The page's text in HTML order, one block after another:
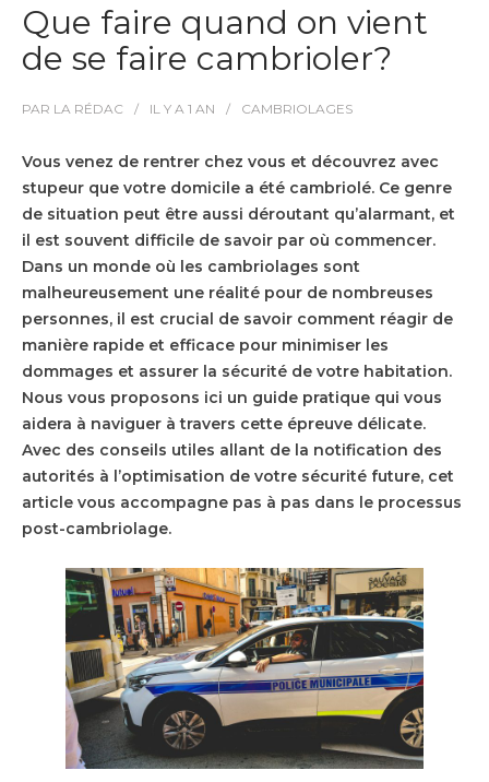
Que faire quand on vient
de se faire cambrioler?
PAR LA RÉDAC IL Y A 1 AN CAMBRIOLAGES
Vous venez de rentrer chez vous et découvrez avec
stupeur que votre domicile a été cambriolé. Ce genre
de situation peut être aussi déroutant qu’alarmant, et
il est souvent difficile de savoir par où commencer.
Dans un monde où les cambriolages sont
malheureusement une réalité pour de nombreuses
personnes, il est crucial de savoir comment réagir de
manière rapide et efficace pour minimiser les
dommages et assurer la sécurité de votre habitation.
Nous vous proposons ici un guide pratique qui vous
aidera à naviguer à travers cette épreuve délicate.
Avec des conseils utiles allant de la notification des
autorités à l’optimisation de votre sécurité future, cet
article vous accompagne pas à pas dans le processus
post-cambriolage.